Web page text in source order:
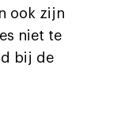
ook zijn
niet te
bij de